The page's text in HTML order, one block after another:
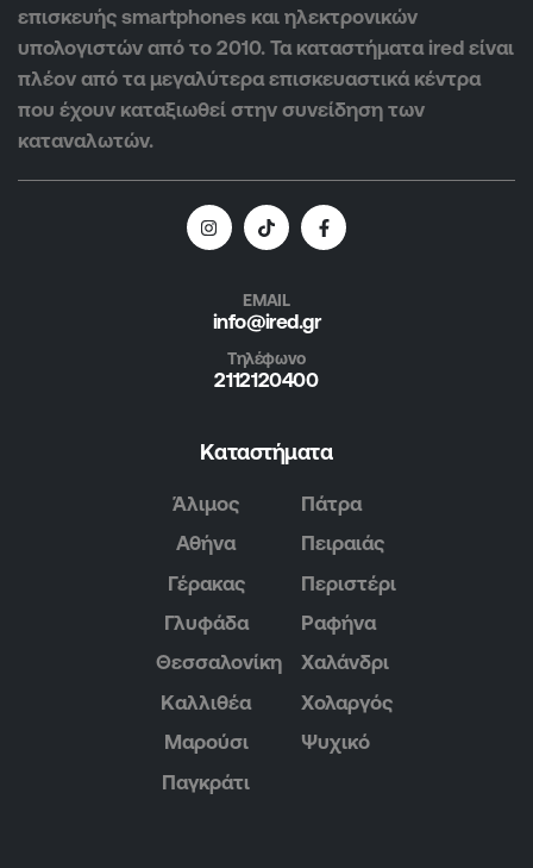
επισκευής smartphones και ηλεκτρονικών
υπολογιστών από το 2010. Τα καταστήματα ired είναι
πλέον από τα μεγαλύτερα επισκευαστικά κέντρα
που έχουν καταξιωθεί στην συνείδηση των
καταναλωτών.
EMAIL
info@ired.gr
Τηλέφωνο
2112120400
Καταστήματα
Άλιμος
Αθήνα
Γέρακας
Γλυφάδα
Θεσσαλονίκη
Καλλιθέα
Μαρούσι
Παγκράτι
Πάτρα
Πειραιάς
Περιστέρι
Ραφήνα
Χαλάνδρι
Χολαργός
Ψυχικό